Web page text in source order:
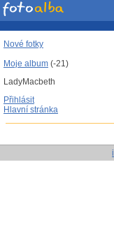
Nové fotky
Moje album (-21)
LadyMacbeth
Přihlásit
Hlavní stránka